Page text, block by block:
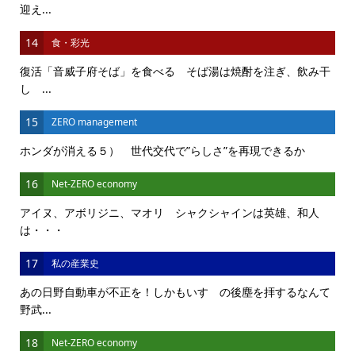
迎え...
14 食・彩光
復活「音威子府そば」を食べる そば湯は焼酎を注ぎ、飲み干
し ...
15 ZERO management
ホンダが消える５） 世代交代で”らしさ”を再現できるか
16 Net-ZERO economy
アイヌ、アボリジニ、マオリ シャクシャインは英雄、和人
は・・・
17 私の産業史
あの日野自動車が不正を！しかもいすゞの後塵を拝するなんて
野武...
18 Net-ZERO economy